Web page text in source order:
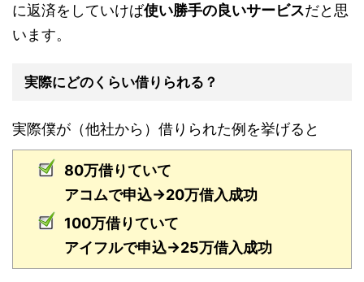
に返済をしていけば使い勝手の良いサービスだと思
います。
実際にどのくらい借りられる？
実際僕が（他社から）借りられた例を挙げると
80万借りていて
アコムで申込→20万借入成功
100万借りていて
アイフルで申込→25万借入成功